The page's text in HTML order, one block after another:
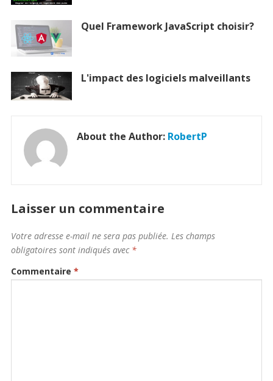
Quel Framework JavaScript choisir?
L'impact des logiciels malveillants
About the Author: RobertP
Laisser un commentaire
Votre adresse e-mail ne sera pas publiée. Les champs
obligatoires sont indiqués avec *
Commentaire *